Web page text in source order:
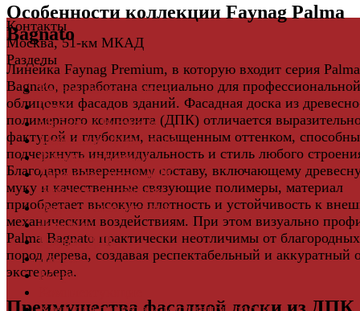
Особенности коллекции Faynag Palma
Bagnato
Линейка Faynag Premium, в которую входит серия Palma
Bagnato, разработана специально для профессиональной
облицовки фасадов зданий. Фасадная доска из
полимерного композита (ДПК) отличается
фактурой и глубоким, насыщенным оттенком,
подчеркнуть индивидуальность и стиль любого
Благодаря выверенному составу, включающему
муку и качественные связующие полимеры, материал
приобретает высокую плотность и устойчивость к
механическим воздействиям. При этом визуально
Palma Bagnato практически неотличимы от благородных
пород дерева, создавая респектабельный и аккуратный
экстерьера.
Преимущества фасадной доски из ДПК
Контакты
Москва, 51-км МКАД
Разделы
Керамическая плитка
Свет
Мебель и Интерьер
Мебельная фурнитура
Фасадные панели
Террасная доска ДПК
Виниловый сайдинг
Водосточная система
Ламинат
Грядки ДПК
Двери
Ковры